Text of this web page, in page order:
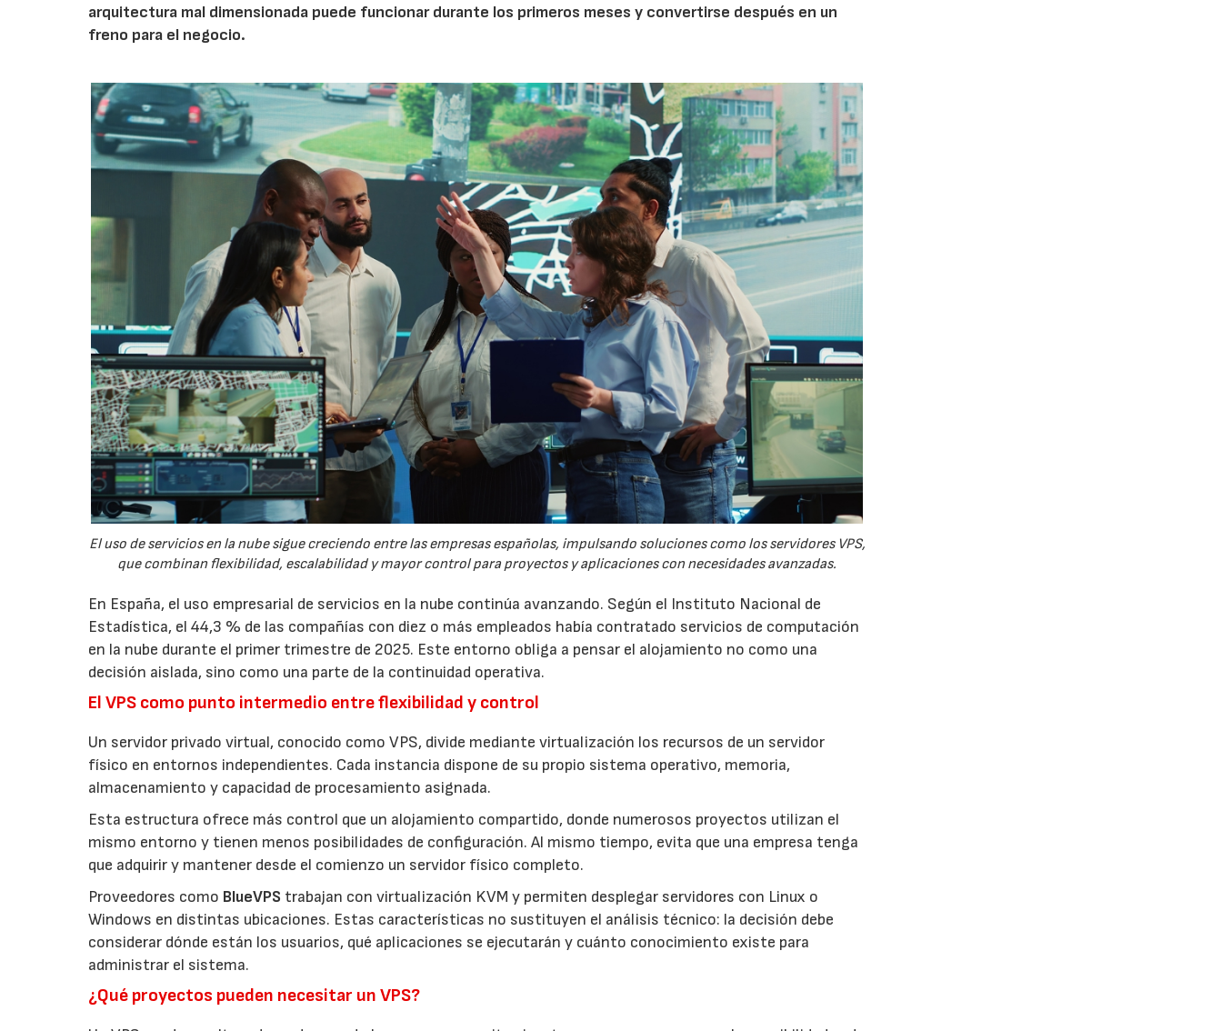
arquitectura mal dimensionada puede funcionar durante los primeros meses y convertirse después en un
freno para el negocio.
El uso de servicios en la nube sigue creciendo entre las empresas españolas, impulsando soluciones como los servidores VPS,
que combinan flexibilidad, escalabilidad y mayor control para proyectos y aplicaciones con necesidades avanzadas.
En España, el uso empresarial de servicios en la nube continúa avanzando. Según el Instituto Nacional de
Estadística, el 44,3 % de las compañías con diez o más empleados había contratado servicios de computación
en la nube durante el primer trimestre de 2025. Este entorno obliga a pensar el alojamiento no como una
decisión aislada, sino como una parte de la continuidad operativa.
El VPS como punto intermedio entre flexibilidad y control
Un servidor privado virtual, conocido como VPS, divide mediante virtualización los recursos de un servidor
físico en entornos independientes. Cada instancia dispone de su propio sistema operativo, memoria,
almacenamiento y capacidad de procesamiento asignada.
Esta estructura ofrece más control que un alojamiento compartido, donde numerosos proyectos utilizan el
mismo entorno y tienen menos posibilidades de configuración. Al mismo tiempo, evita que una empresa tenga
que adquirir y mantener desde el comienzo un servidor físico completo.
Proveedores como BlueVPS trabajan con virtualización KVM y permiten desplegar servidores con Linux o
Windows en distintas ubicaciones. Estas características no sustituyen el análisis técnico: la decisión debe
considerar dónde están los usuarios, qué aplicaciones se ejecutarán y cuánto conocimiento existe para
administrar el sistema.
¿Qué proyectos pueden necesitar un VPS?